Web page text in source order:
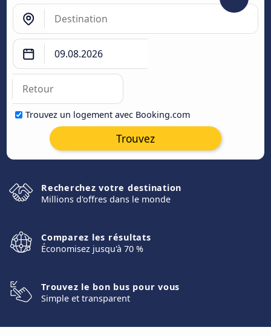
Trouvez un logement avec Booking.com
Trouvez
Recherchez votre destination
Millions d'offres dans le monde
Comparez les résultats
Économisez jusqu'à 70 %
Trouvez le bon bus pour vous
Simple et transparent